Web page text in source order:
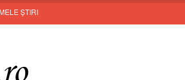
ȘTIRI